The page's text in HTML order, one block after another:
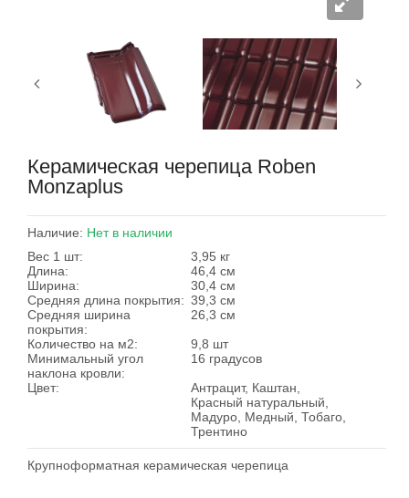
Керамическая черепица Roben
Monzaplus
Наличие: Нет в наличии
Вес 1 шт:
3,95 кг
Длина:
46,4 см
Ширина:
30,4 см
Средняя длина покрытия: 39,3 см
Средняя ширина
покрытия:
26,3 см
Количество на м2:
9,8 шт
Минимальный угол
наклона кровли:
16 градусов
Цвет:
Антрацит, Каштан,
Красный натуральный,
Мадуро, Медный, Тобаго,
Трентино
Крупноформатная керамическая черепица